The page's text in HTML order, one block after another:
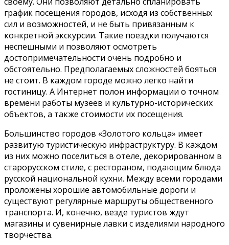
график посещения городов, исходя из собственных
сил и возможностей, и не быть привязанным к
конкретной экскурсии. Такие поездки получаются
неспешными и позволяют осмотреть
достопримечательности очень подробно и
обстоятельно. Предполагаемых сложностей бояться
не стоит. В каждом городе можно легко найти
гостиницу. А Интернет полон информации о точном
времени работы музеев и культурно-исторических
объектов, а также стоимости их посещения.
Большинство городов «Золотого кольца» имеет
развитую туристическую инфраструктуру. В каждом
из них можно поселиться в отеле, декорированном в
старорусском стиле, с рестораном, подающим блюда
русской национальной кухни. Между всеми городами
проложены хорошие автомобильные дороги и
существуют регулярные маршруты общественного
транспорта. И, конечно, везде туристов ждут
магазины и сувенирные лавки с изделиями народного
творчества.